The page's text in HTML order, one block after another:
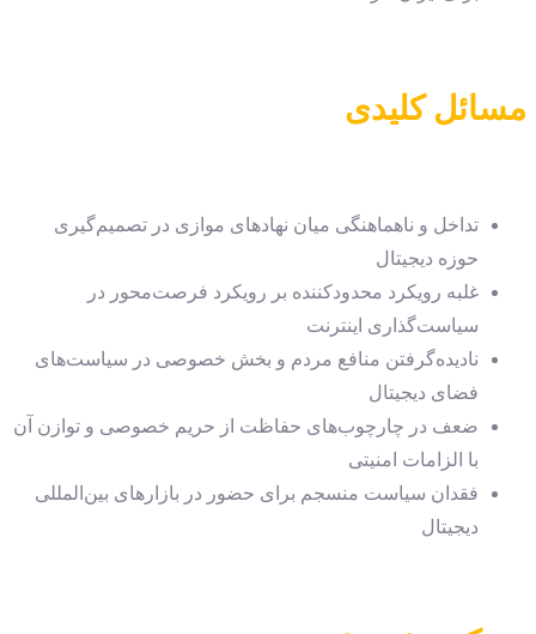
مسائل کلیدی
تداخل و ناهماهنگی میان نهادهای موازی در تصمیم‌گیری
حوزه دیجیتال
غلبه رویکرد محدودکننده بر رویکرد فرصت‌محور در
سیاست‌گذاری اینترنت
نادیده‌گرفتن منافع مردم و بخش خصوصی در سیاست‌های
فضای دیجیتال
ضعف در چارچوب‌های حفاظت از حریم خصوصی و توازن آن
با الزامات امنیتی
فقدان سیاست منسجم برای حضور در بازارهای بین‌المللی
دیجیتال